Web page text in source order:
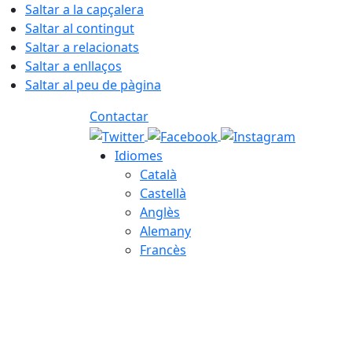
Saltar a la capçalera
Saltar al contingut
Saltar a relacionats
Saltar a enllaços
Saltar al peu de pàgina
Contactar
Idiomes
Català
Castellà
Anglès
Alemany
Francès